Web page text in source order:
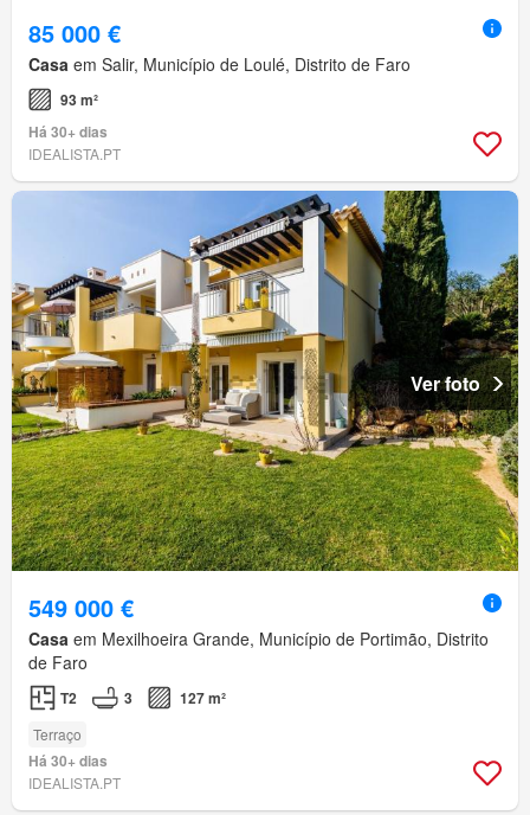
85 000 €
Casa em Salir, Município de Loulé, Distrito de Faro
93 m²
Há 30+ dias
IDEALISTA.PT
Ver foto
549 000 €
Casa em Mexilhoeira Grande, Município de Portimão, Distrito
de Faro
T2 3 127 m²
Terraço
Há 30+ dias
IDEALISTA.PT